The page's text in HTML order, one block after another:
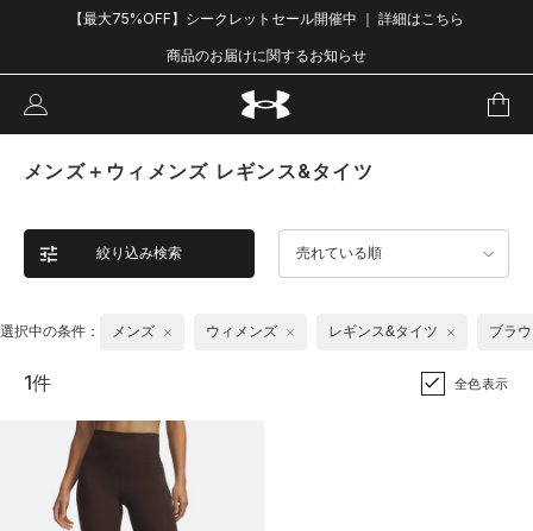
【最大75%OFF】シークレットセール開催中 ｜ 詳細はこちら
商品のお届けに関するお知らせ
メンズ＋ウィメンズ レギンス&タイツ
絞り込み検索 売れている順
選択中の条件： メンズ ウィメンズ レギンス&タイツ ブラ
1件 全色表示